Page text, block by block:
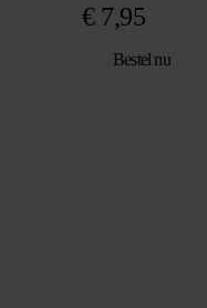
€7,95
Bestel nu